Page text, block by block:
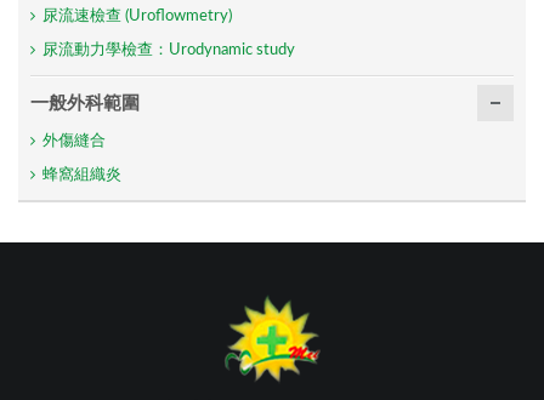
尿流速檢查 (Uroflowmetry)
尿流動力學檢查：Urodynamic study
一般外科範圍
外傷縫合
蜂窩組織炎